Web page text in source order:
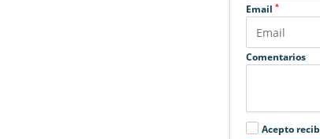
Email*
Comentarios
Acepto